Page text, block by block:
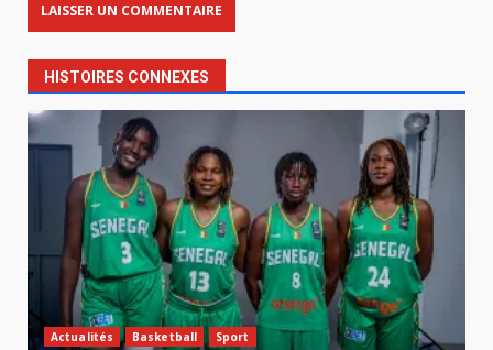
HISTOIRES CONNEXES
Actualités Basketball Sport